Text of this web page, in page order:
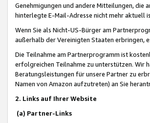
Genehmigungen und andere Mitteilungen, die
hinterlegte E-Mail-Adresse nicht mehr aktuell
Wenn Sie als Nicht-US-Bürger am
außerhalb der Vereinigten Staaten erbringen,
Die Teilnahme am Partnerprogramm ist
erfolgreichen Teilnahme zu unterstützen. Wir
Beratungsleistungen für unsere Partner zu
Namen von Amazon aufzutreten) an Sie
2. Links auf Ihrer Website
(a) Partner-Links